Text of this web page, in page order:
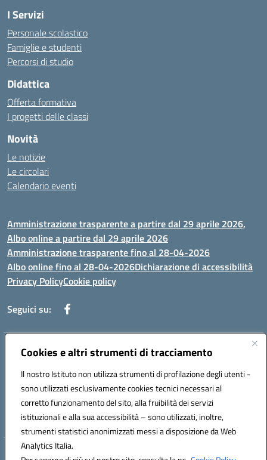
Cookies e altri strumenti di tracciamento
Il nostro Istituto non utilizza strumenti di profilazione degli utenti -
sono utilizzati esclusivamente cookies tecnici necessari al
corretto funzionamento del sito, alla fruibilità dei servizi
istituzionali e alla sua accessibilità – sono utilizzati, inoltre,
strumenti statistici anonimizzati messi a disposizione da Web
Analytics Italia.
I Servizi
Personale scolastico
Famiglie e studenti
Percorsi di studio
Didattica
Offerta formativa
I progetti delle classi
Novità
Le notizie
Le circolari
Calendario eventi
Amministrazione trasparente a partire dal 29 aprile 2026,
Albo online a partire dal 29 aprile 2026
Amministrazione trasparente fino al 28-04-2026
Albo online fino al 28-04-2026Dichiarazione di accessibilità
Privacy PolicyCookie policy
Seguici su:
Indirizzo:Via Selicato, 1 71122 FOGGIA (FG)
Posta elettronica certificata (PEC):fgee01200c@pec.istruzione.it
Codice fiscale: 80005820719
Codice meccanografico: FGEE01200C
Hosting & Powered by 3D Solution S.r.l.